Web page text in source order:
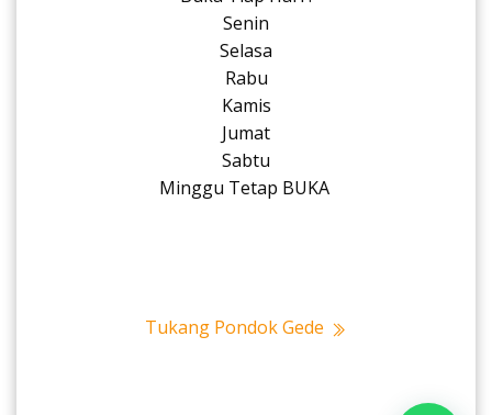
Senin
Selasa
Rabu
Kamis
Jumat
Sabtu
Minggu Tetap BUKA
Tukang Pondok Gede